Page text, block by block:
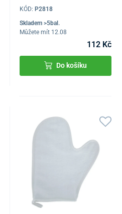
KÓD: P2818
Skladem >5bal.
Můžete mít 12.08
112 Kč
Do košíku